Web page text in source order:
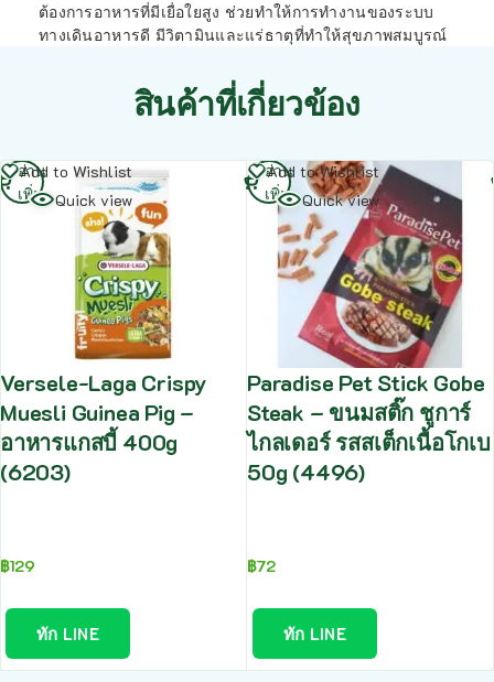
ต้องการอาหารที่มีเยื่อใยสูง ช่วยทำให้การทำงานของระบบ
ทางเดินอาหารดี มีวิตามินและแร่ธาตุที่ทำให้สุขภาพสมบูรณ์
สินค้าที่เกี่ยวข้อง
Add to Wishlist
Quick view
Versele-Laga Crispy
Muesli Guinea Pig –
อาหารแกสบี้ 400g
(6203)
฿129
ทัก LINE
อ่าน
เพิ่ม
Add to Wishlist
Quick view
Paradise Pet Stick Gobe
Steak – ขนมสติ๊ก ชูการ์
ไกลเดอร์ รสสเต็กเนื้อโกเบ
50g (4496)
฿72
ทัก LINE
อ่าน
เพิ่ม